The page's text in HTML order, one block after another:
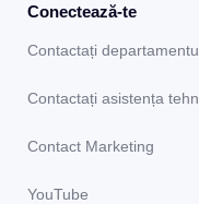
Conectează-te
Contactați
Contactați asistența
Contact Marketing
YouTube